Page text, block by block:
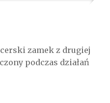
zamek z drugiej
podczas działań